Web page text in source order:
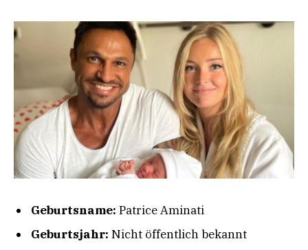
Geburtsname: Patrice Aminati
Geburtsjahr: Nicht öffentlich bekannt